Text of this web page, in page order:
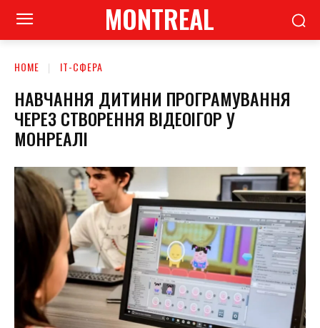
MONTREAL
HOME ІТ-СФЕРА
НАВЧАННЯ ДИТИНИ ПРОГРАМУВАННЯ
ЧЕРЕЗ СТВОРЕННЯ ВІДЕОІГОР У
МОНРЕАЛІ